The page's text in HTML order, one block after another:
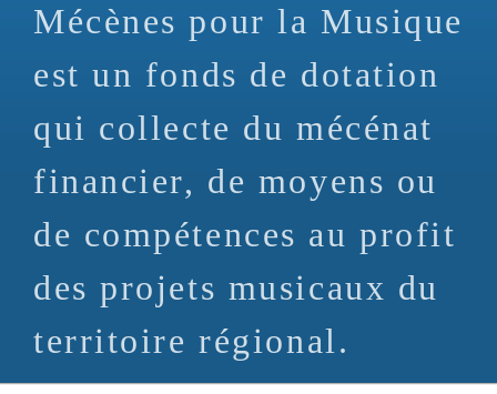
Mécènes pour la Musique
est un fonds de dotation
qui collecte du mécénat
financier, de moyens ou
de compétences au profit
des projets musicaux du
territoire régional.